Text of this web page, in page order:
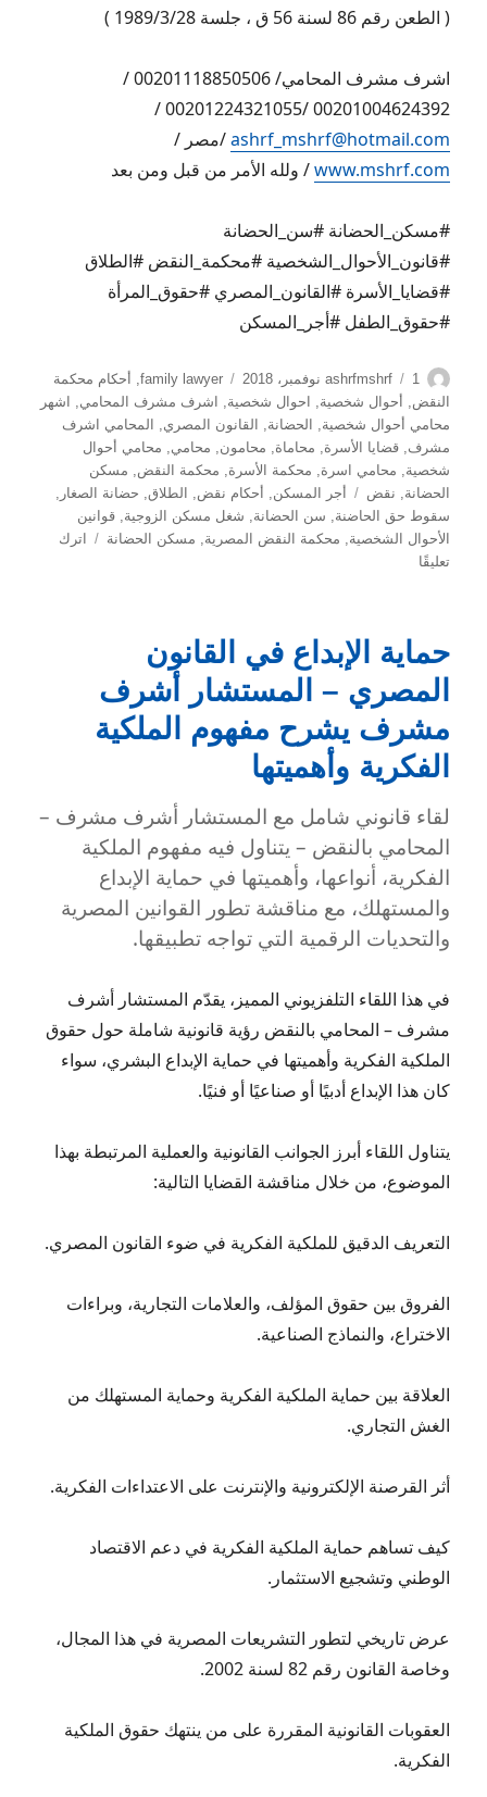
( الطعن رقم 86 لسنة 56 ق ، جلسة 1989/3/28 )
اشرف مشرف المحامي/ 00201118850506 /
00201004624392 /00201224321055 /
ashrf_mshrf@hotmail.com/مصر /
www.mshrf.com/ ولله الأمر من قبل ومن بعد
#مسكن_الحضانة #سن_الحضانة
#قانون_الأحوال_الشخصية #محكمة_النقض #الطلاق
#قضايا_الأسرة #القانون_المصري #حقوق_المرأة
#حقوق_الطفل #أجر_المسكن
الكاتبashrfmshrf
نُشرت
في
1 نوفمبر، 2018 التصنيفات
family lawyer
أحكام محكمة
النقض
أحوال شخصية احوال شخصية اشرف مشرف المحامي
اشهر
محامي أحوال شخصية
الحضانة القانون المصري
المحامي اشرف
مشرف ,قضايا الأسرة محاماة محامون محامي
محامي أحوال
شخصية
محامي اسرة محكمة الأسرة محكمة النقض
مسكن
الحضانة
نقض الوسوم
أجر المسكن أحكام نقض الطلاق حضانة الصغار
سقوط حق الحاضنة
سن الحضانة شغل مسكن الزوجية ,قوانين
الأحوال الشخصية
محكمة النقض المصرية مسكن الحضانة
اترك
تعليقًا
في
الزوجية
بانتهاء
سن
حضانة
النساء
–
نقض
حاسم
حماية الإبداع في القانون
المصري – المستشار أشرف
مشرف يشرح مفهوم الملكية
الفكرية وأهميتها
لقاء قانوني شامل مع المستشار أشرف مشرف –
المحامي بالنقض – يتناول فيه مفهوم الملكية
الفكرية، أنواعها، وأهميتها في حماية الإبداع
والمستهلك، مع مناقشة تطور القوانين المصرية
والتحديات الرقمية التي تواجه تطبيقها.
في هذا اللقاء التلفزيوني المميز، يقدّم المستشار أشرف
مشرف – المحامي بالنقض رؤية قانونية شاملة حول حقوق
الملكية الفكرية وأهميتها في حماية الإبداع البشري، سواء
كان هذا الإبداع أدبيًا أو صناعيًا أو فنيًا.
يتناول اللقاء أبرز الجوانب القانونية والعملية المرتبطة بهذا
الموضوع، من خلال مناقشة القضايا التالية:
التعريف الدقيق للملكية الفكرية في ضوء القانون المصري.
الفروق بين حقوق المؤلف، والعلامات التجارية، وبراءات
الاختراع، والنماذج الصناعية.
العلاقة بين حماية الملكية الفكرية وحماية المستهلك من
الغش التجاري.
أثر القرصنة الإلكترونية والإنترنت على الاعتداءات الفكرية.
كيف تساهم حماية الملكية الفكرية في دعم الاقتصاد
الوطني وتشجيع الاستثمار.
عرض تاريخي لتطور التشريعات المصرية في هذا المجال،
وخاصة القانون رقم 82 لسنة 2002.
العقوبات القانونية المقررة على من ينتهك حقوق الملكية
الفكرية.